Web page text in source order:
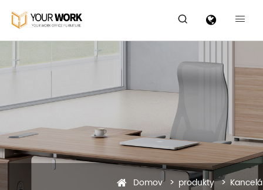
 
Domov produkty